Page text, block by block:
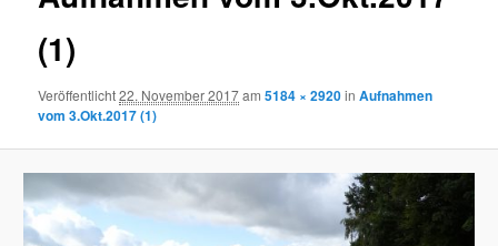
(1)
Veröffentlicht22. November 2017am5184 × 2920inAufnahmen
vom 3.Okt.2017 (1)